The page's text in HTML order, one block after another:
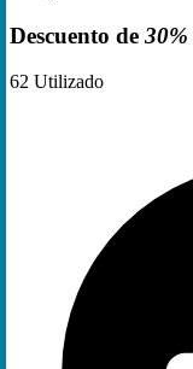
Descuento de 30%
62 Utilizado